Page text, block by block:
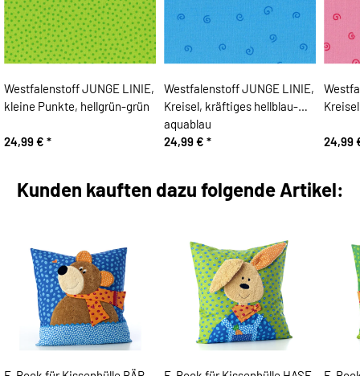
Westfalenstoff JUNGE LINIE,
kleine Punkte, hellgrün-grün
24,99 € *
Westfalenstoff JUNGE LINIE,
Kreisel, kräftiges hellblau-
aquablau
24,99 € * 24,99
Kunden kauften dazu folgende Artikel: